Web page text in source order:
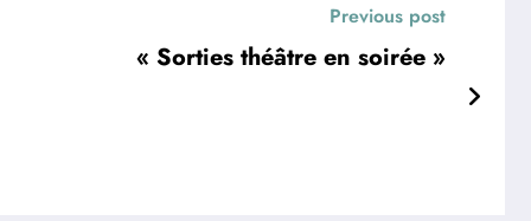
Previous post
« Sorties théâtre en soirée »